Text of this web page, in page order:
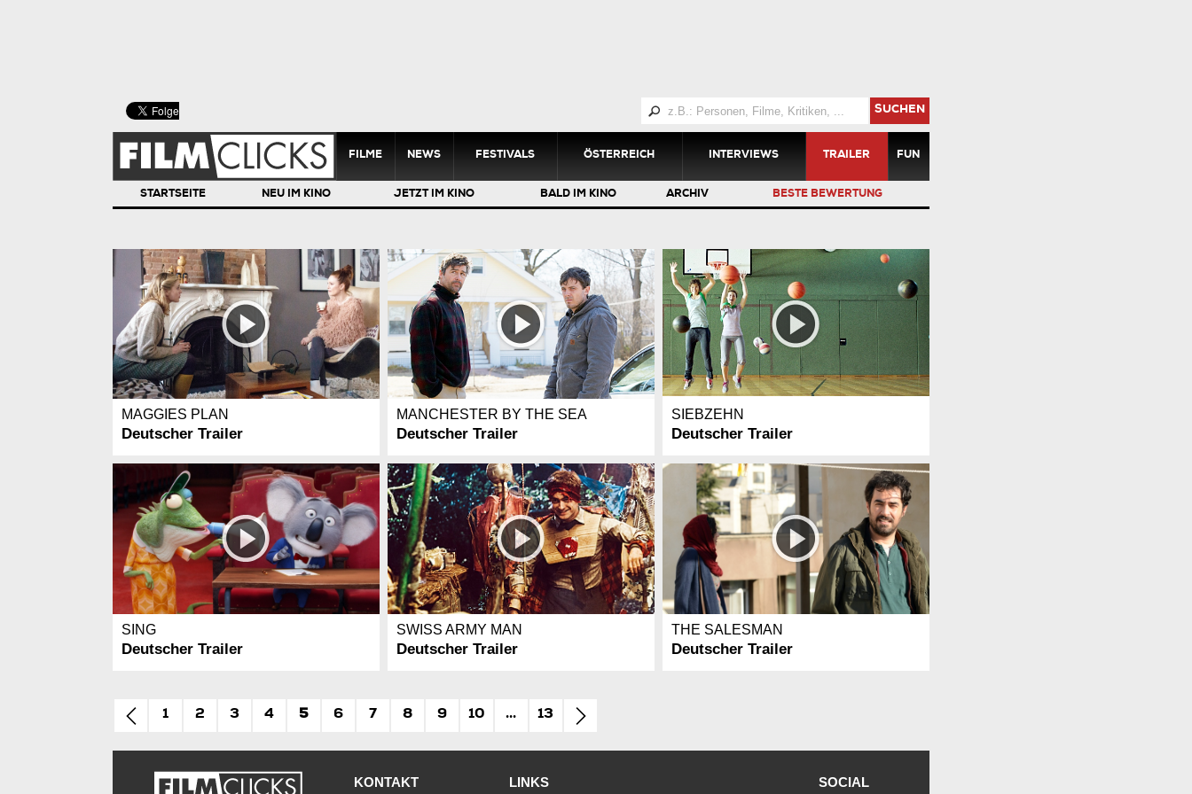
SUCHEN
FILME NEWS FESTIVALS ÖSTERREICH INTERVIEWS TRAILER FUN
STARTSEITE NEU IM KINO JETZT IM KINO BALD IM KINO ARCHIV BESTE BEWERTUNG
MAGGIES PLAN
Deutscher Trailer
MANCHESTER BY THE SEA
Deutscher Trailer
SIEBZEHN
Deutscher Trailer
SING
Deutscher Trailer
SWISS ARMY MAN
Deutscher Trailer
THE SALESMAN
Deutscher Trailer
1 2 3 4 5 6 7 8 9 10 ... 13
KONTAKT LINKS SOCIAL